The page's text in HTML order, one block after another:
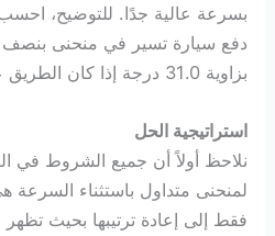
بسرعة عالية جدًا. للتوضيح،
بزاوية 31.0 درجة إذا كان الطريق عديم الاحتكاك.
استراتيجية الحل
نلاحظ أولاً أن جميع الشروط في
لمنحنى متداول باستثناء السرعة
فقط إلى إعادة ترتيبها بحيث